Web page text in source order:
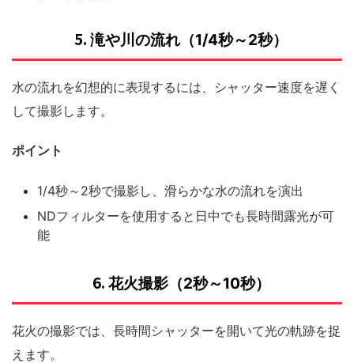
5. 滝や川の流れ（1/4秒～2秒）
水の流れを幻想的に表現するには、シャッター速度を遅く
して撮影します。
ポイント
1/4秒～2秒で撮影し、滑らかな水の流れを演出
NDフィルターを使用すると日中でも長時間露光が可
能
6. 花火撮影（2秒～10秒）
花火の撮影では、長時間シャッターを開いて光の軌跡を捉
えます。